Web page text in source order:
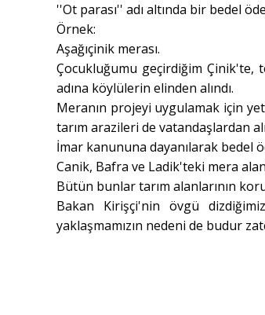
''Ot parası'' adı altında bir bedel
Örnek:
Aşağıçinik merası.
Çocukluğumu geçirdiğim Çinik'te,
adına köylülerin elinden alındı.
Meranın projeyi uygulamak için
tarım arazileri de vatandaşlardan
İmar kanununa dayanılarak bedel
Canik, Bafra ve Ladik'teki mera
Bütün bunlar tarım alanlarının
Bakan Kirişçi'nin övgü
yaklaşmamızın nedeni de budur